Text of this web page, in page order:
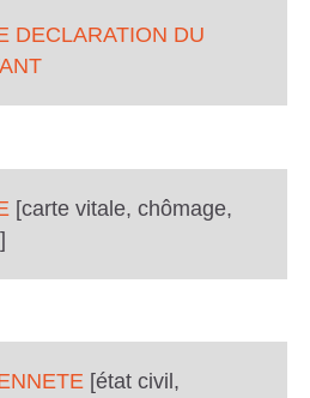
DECLARATION DU
[carte vitale, chômage,
[état civil,